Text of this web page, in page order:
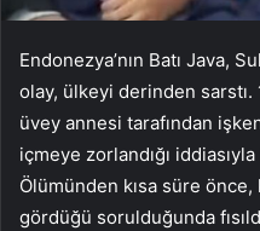
Endonezya’nın Batı Java,
olay, ülkeyi derinden sarstı.
üvey annesi tarafından
içmeye zorlandığı iddiasıyla
Ölümünden kısa süre
gördüğü sorulduğunda